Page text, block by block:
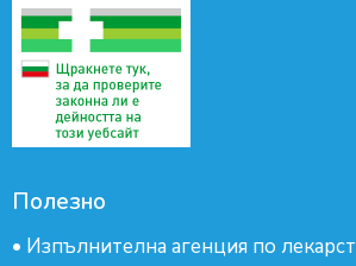
Полезно
• Изпълнителна агенция по